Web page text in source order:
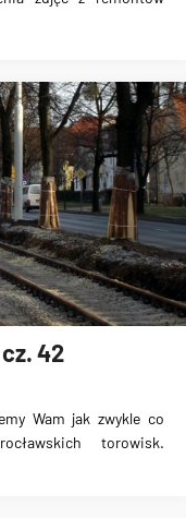
42
Wam jak zwykle co
torowisk.